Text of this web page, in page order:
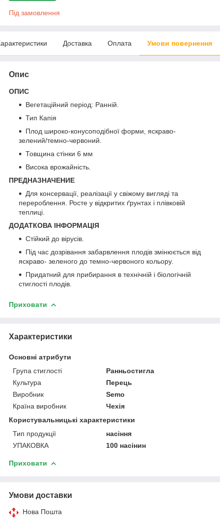
Під замовлення
Доставка Оплата Умови повернення
Опис
ОПИС
Вегетаційний період: Ранній.
Тип Капія
Плод широко-конусоподібної форми, яскраво-
зелений/темно-червоний.
Товщина стінки 6 мм
Висока врожайність.
ПРЕДНАЗНАЧЕНИЕ
Для консервації, реалізації у свіжому вигляді та
перероблення. Росте у відкритих ґрунтах і плівковій
теплиці.
ДОДАТКОВА ІНФОРМАЦІЯ
Стійкий до вірусів.
Під час дозрівання забарвлення плодів змінюється від
яскраво- зеленого до темно-червоного кольору.
Придатний для прибирання в технічній і біологічній
стиглості плодів.
Приховати
Характеристики
Основні атрибути
Група стиглості
Ранньостигла
Культура
Перець
Виробник
Semo
Країна виробник
Чехія
Користувальницькі характеристики
Тип продукції
насіння
УПАКОВКА
100 насінин
Приховати
Умови доставки
Нова Пошта